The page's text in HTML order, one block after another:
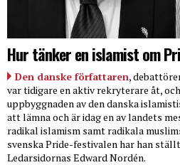
Hur tänker en islamist om
Den danske författaren,
var tidigare en aktiv rekryterare åt,
uppbyggnaden av den danska
att lämna och är idag en av landets
radikal islamism samt radikala
svenska Pride-festivalen har han
Ledarsidornas Edward Nordén.